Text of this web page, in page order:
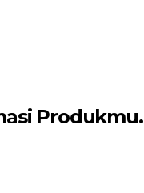
Produkmu.